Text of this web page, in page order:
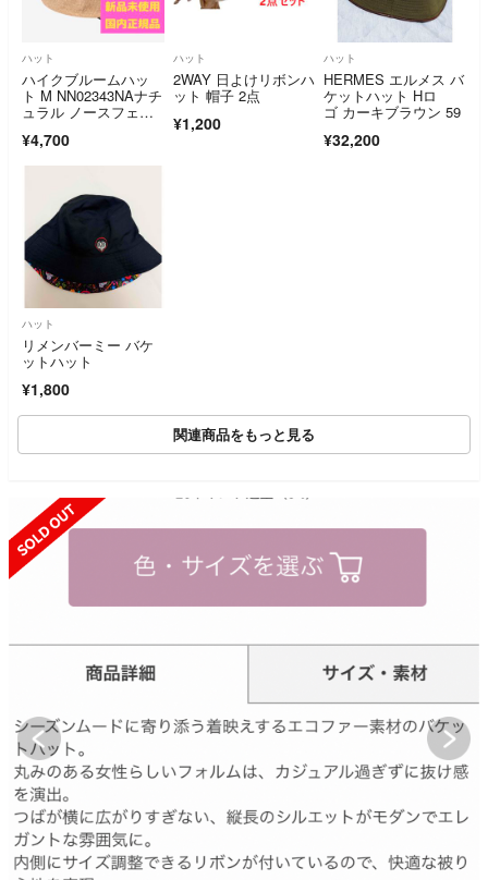
ハット
ハイクブルームハッ
ト M NN02343NAナチ
ュラル ノースフェイ
¥4,700
ハット
2WAY 日よけリボンハ
ット 帽子 2点
¥1,200
ハット
HERMES エルメス バ
ケットハット Hロ
ゴ カーキブラウン 59
¥32,200
ハット
リメンバーミー バケ
ットハット
¥1,800
関連商品をもっと見る